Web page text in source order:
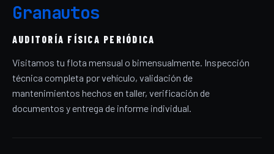
Granautos
AUDITORÍA FÍSICA PERIÓDICA
Visitamos tu flota mensual o bimensualmente. Inspección
técnica completa por vehículo, validación de
mantenimientos hechos en taller, verificación de
documentos y entrega de informe individual.